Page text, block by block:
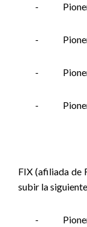
-
-
-
-
FIX (afiliada de
subir la
-